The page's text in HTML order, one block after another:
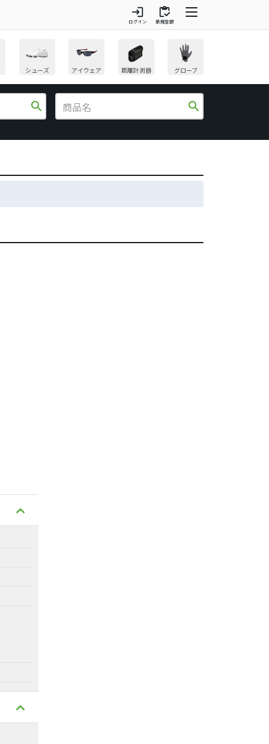
login
ログイン
inventory
新規登録
シューズ アイウェア 距離計測器 グローブ
search search